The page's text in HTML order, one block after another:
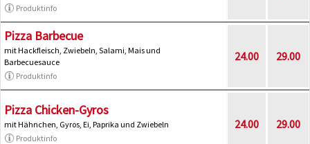
Produktinfo
Pizza Barbecue
mit Hackfleisch, Zwiebeln, Salami, Mais und
Barbecuesauce
Produktinfo
24.00 29.00
Pizza Chicken-Gyros
mit Hähnchen, Gyros, Ei, Paprika und Zwiebeln
Produktinfo
24.00 29.00